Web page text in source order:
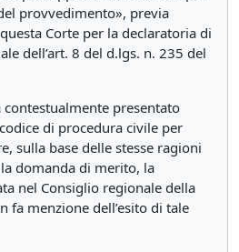
provvedimento», previa
Corte per la declaratoria di
dell’art. 8 del d.lgs. n. 235 del
presentato
di procedura civile per
sulla base delle stesse ragioni
domanda di merito, la
nel Consiglio regionale della
fa menzione dell’esito di tale